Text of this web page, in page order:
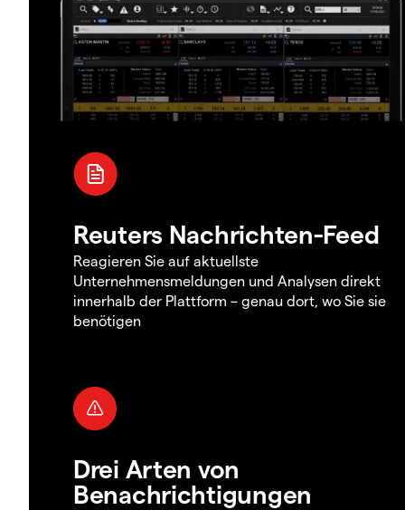
Reuters Nachrichten-Feed
Reagieren Sie auf aktuellste
Unternehmensmeldungen und Analysen direkt
innerhalb der Plattform – genau dort, wo Sie sie
benötigen
Drei Arten von
Benachrichtigungen